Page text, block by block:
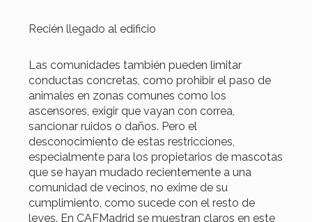
Recién llegado al edificio
Las comunidades también pueden limitar
conductas concretas, como prohibir el paso de
animales en zonas comunes como los
ascensores, exigir que vayan con correa,
sancionar ruidos o daños. Pero el
desconocimiento de estas restricciones,
especialmente para los propietarios de mascotas
que se hayan mudado recientemente a una
comunidad de vecinos, no exime de su
cumplimiento, como sucede con el resto de
leyes. En CAFMadrid se muestran claros en este